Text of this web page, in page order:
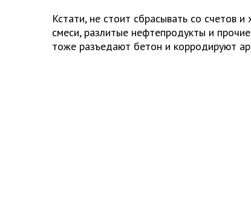
Кстати, не стоит сбрасывать со счетов
смеси, разлитые нефтепродукты и
тоже разъедают бетон и корродируют